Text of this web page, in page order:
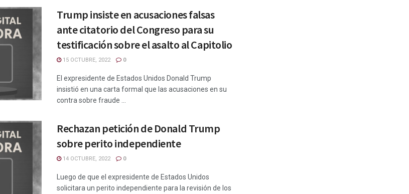
Trump insiste en acusaciones falsas
ante citatorio del Congreso para su
testificación sobre el asalto al Capitolio
15 OCTUBRE, 2022 0
El expresidente de Estados Unidos Donald Trump
insistió en una carta formal que las acusaciones en su
contra sobre fraude ...
Rechazan petición de Donald Trump
sobre perito independiente
14 OCTUBRE, 2022 0
Luego de que el expresidente de Estados Unidos
solicitara un perito independiente para la revisión de los